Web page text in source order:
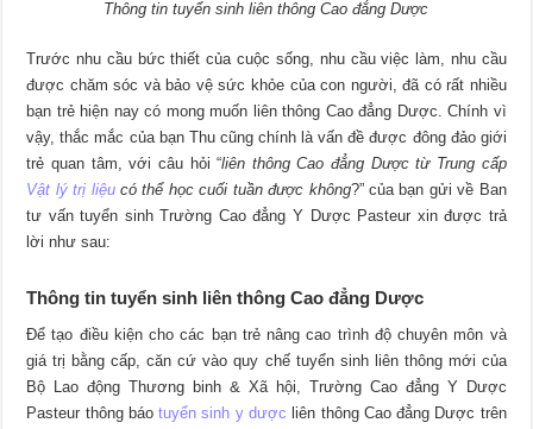
Thông tin tuyển sinh liên thông Cao đẳng Dược
Trước nhu cầu bức thiết của cuộc sống, nhu cầu việc làm, nhu cầu
được chăm sóc và bảo vệ sức khỏe của con người, đã có rất nhiều
bạn trẻ hiện nay có mong muốn liên thông Cao đẳng Dược. Chính vì
vậy, thắc mắc của bạn Thu cũng chính là vấn đề được đông đảo giới
trẻ quan tâm, với câu hỏi “liên thông Cao đẳng Dược từ Trung cấp
Vật lý trị liệucó thể học cuối tuần được không?” của bạn gửi về Ban
tư vấn tuyển sinh Trường Cao đẳng Y Dược Pasteur xin được trả
lời như sau:
Thông tin tuyển sinh liên thông Cao đẳng Dược
Để tạo điều kiện cho các bạn trẻ nâng cao trình độ chuyên môn và
giá trị bằng cấp, căn cứ vào quy chế tuyển sinh liên thông mới của
Bộ Lao động Thương binh & Xã hội, Trường Cao đẳng Y Dược
Pasteur thông báotuyển sinh y dược liên thông Cao đẳng Dược trên